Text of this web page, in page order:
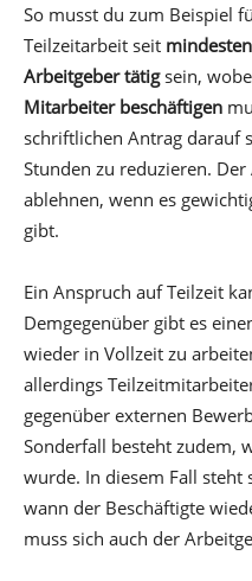
So musst du zum Beispiel
Teilzeitarbeit seit
Arbeitgeber tätigsein,
Mitarbeiter beschäftigen
schriftlichen Antrag darauf
Stunden zu reduzieren.
ablehnen, wenn es
gibt.
Ein Anspruch auf Teilzeit
Demgegenüber gibt es
wieder in Vollzeit zu
allerdings
gegenüber externen
Sonderfall besteht zudem,
wurde. In diesem Fall steht
wann der Beschäftigte
muss sich auch der